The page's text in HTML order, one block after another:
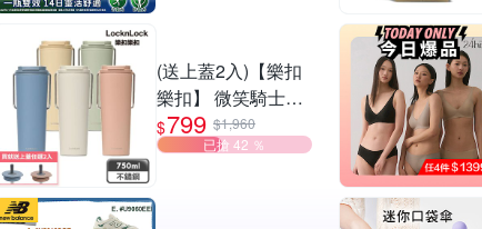
(送上蓋2入)【樂扣
樂扣】 微笑騎士不
鏽鋼隨行杯
750ml(掀蓋款)
$799 $1,960
已搶 42 ％